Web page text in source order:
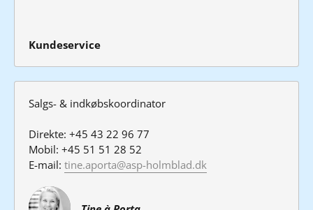
Kundeservice
Salgs- & indkøbskoordinator
Direkte: +45 43 22 96 77
Mobil: +45 51 51 28 52
E-mail: tine.aporta@asp-holmblad.dk